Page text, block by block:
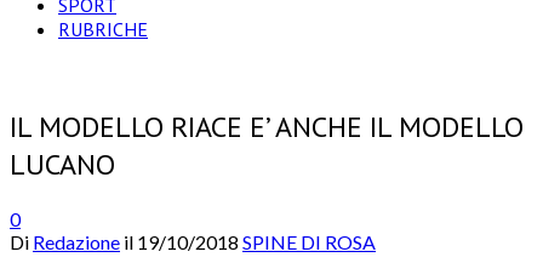
SPORT
RUBRICHE
IL MODELLO RIACE E’ ANCHE IL MODELLO
LUCANO
0
Di Redazione il 19/10/2018 SPINE DI ROSA